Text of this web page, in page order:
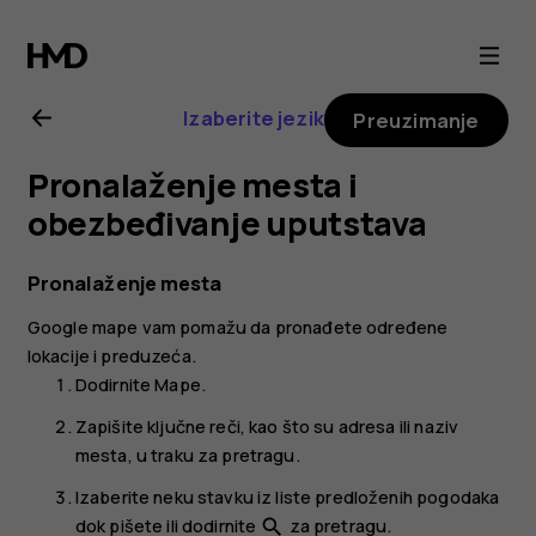
Uputstvo
za
korisnike
za
HMD
Pulse
Pro
Izaberite jezik Preuzimanje
Pronalaženje mesta i
obezbeđivanje uputstava
Pronalaženje mesta
Google mape vam pomažu da pronađete određene
lokacije i preduzeća.
DodirniteMape.
Zapišite ključne reči, kao što su adresa ili naziv
mesta, u traku za pretragu.
Izaberite neku stavku iz liste predloženih pogodaka
dok pišete ili dodirnite search za pretragu.